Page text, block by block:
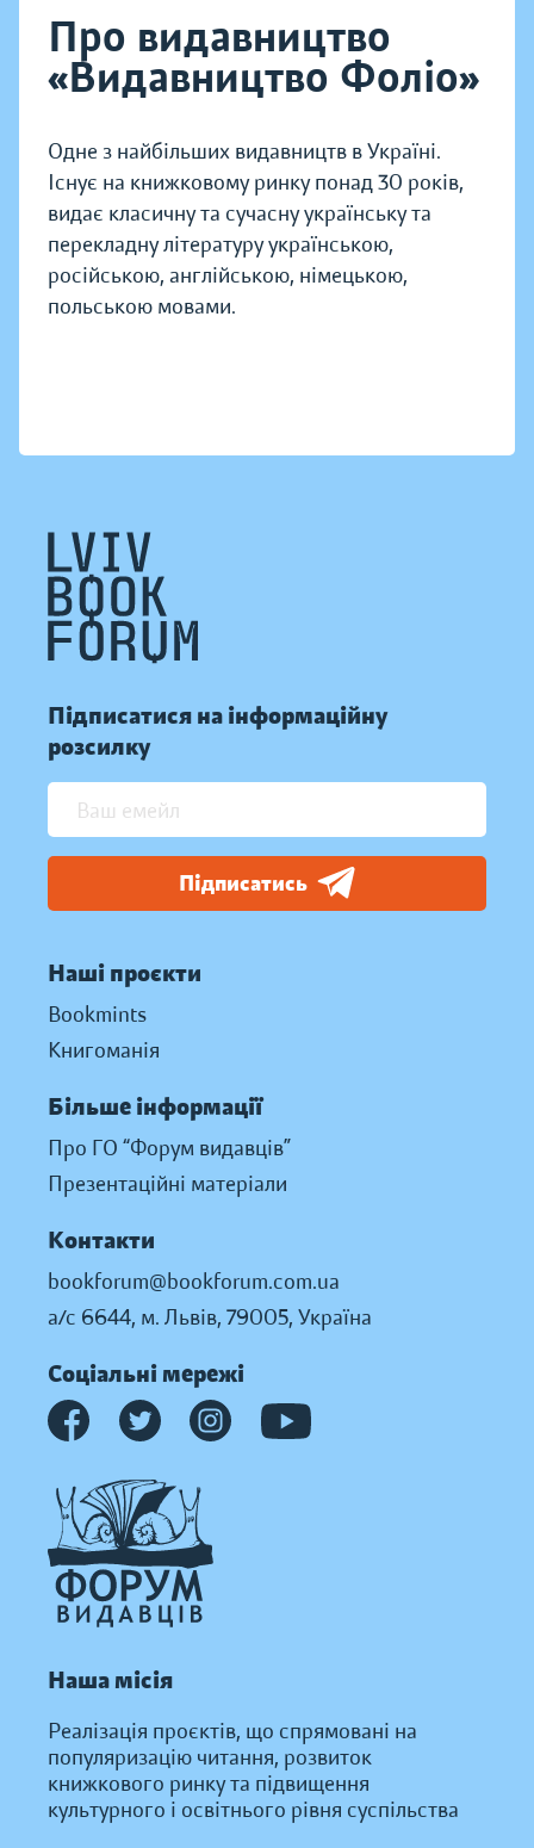
Про видавництво
«Видавництво Фоліо»
Одне з найбільших видавництв в Україні.
Існує на книжковому ринку понад 30 років,
видає класичну та сучасну українську та
перекладну літературу українською,
російською, англійською, німецькою,
польською мовами.
Підписатися на інформаційну
розсилку
Підписатись
Наші проєкти
Bookmints
Книгоманія
Більше інформації
Про ГО “Форум видавців”
Презентаційні матеріали
Контакти
bookforum@bookforum.com.ua
а/с 6644, м. Львів, 79005, Україна
Соціальні мережі
Наша місія
Реалізація проєктів, що спрямовані на
популяризацію читання, розвиток
книжкового ринку та підвищення
культурного і освітнього рівня суспільства